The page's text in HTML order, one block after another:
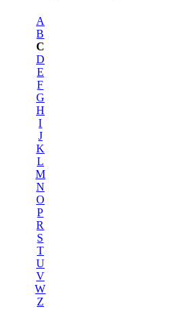
A
B
C
D
E
F
G
H
I
J
K
L
M
N
O
P
R
S
T
U
V
W
Z